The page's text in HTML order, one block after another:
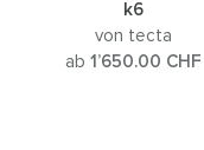
k6
von tecta
ab 1’650.00 CHF